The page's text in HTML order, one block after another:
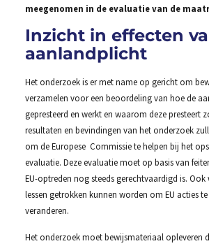
meegenomen in de evaluatie van de
Inzicht in effecten
aanlandplicht
Het onderzoek is er met name op gericht om
verzamelen voor een beoordeling van hoe de
gepresteerd en werkt en waarom deze presteert
resultaten en bevindingen van het onderzoek
om de Europese Commissie te helpen bij het
evaluatie. Deze evaluatie moet op basis van
EU-optreden nog steeds gerechtvaardigd is.
lessen getrokken kunnen worden om EU acties
veranderen.
Het onderzoek moet bewijsmateriaal opleveren